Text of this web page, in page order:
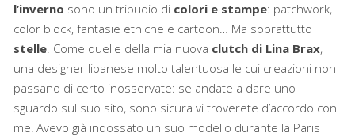
l’inverno sono un tripudio di colori e stampe: patchwork,
color block, fantasie etniche e cartoon… Ma soprattutto
stelle. Come quelle della mia nuova clutch di Lina Brax,
una designer libanese molto talentuosa le cui creazioni non
passano di certo inosservate: se andate a dare uno
sguardo sul suo sito, sono sicura vi troverete d’accordo con
me! Avevo già indossato un suo modello durante la Paris